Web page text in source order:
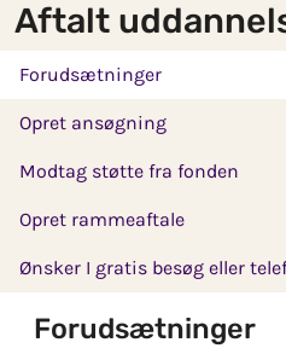
Skip to main content
Aftalt
Forudsætninger
Opret ansøgning
Modtag støtte fra fonden
Opret rammeaftale
Ønsker I gratis besøg eller
Forudsætninger